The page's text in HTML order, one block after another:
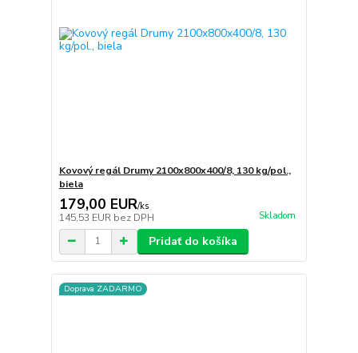
Kovový regál Drumy 2100x800x400/8, 130 kg/pol.,
biela
179,00 EUR/ks
145,53 EUR bez DPH Skladom
Pridať do košíka
Doprava ZADARMO